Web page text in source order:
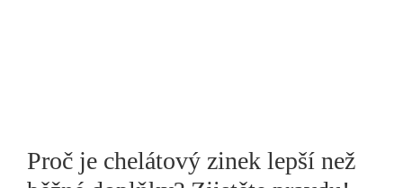
Proč je chelátový zinek lepší než